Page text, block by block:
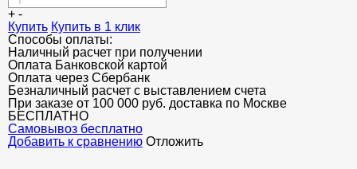
АКЦИИ
НЕДОРОГОЙ МЕТАЛЛОПРОКАТ
+ -
Купить Купить в 1 клик
Способы оплаты:
Наличный расчет при получении
Оплата Банковской картой
Оплата через Сбербанк
Безналичный расчет с выставлением счета
При заказе от 100 000 руб. доставка по Москве
БЕСПЛАТНО
Cамовывоз бесплатно
Добавить к сравнению Отложить